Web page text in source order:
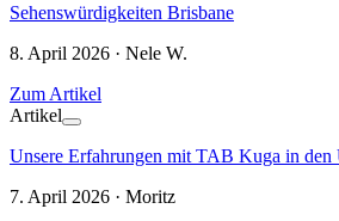
Sehenswürdigkeiten Brisbane
8. April 2026 · Nele W.
Zum Artikel
Artikel
Unsere Erfahrungen mit TAB Kuga in den
7. April 2026 · Moritz